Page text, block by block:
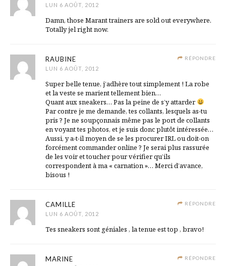
LUN 6 AOÛT, 2012
Damn, those Marant trainers are sold out everywhere.
Totally jel right now.
RÉPONDRE
RAUBINE
LUN 6 AOÛT, 2012
Super belle tenue, j’adhère tout simplement ! La robe
et la veste se marient tellement bien…
Quant aux sneakers… Pas la peine de s’y attarder
Par contre je me demande, tes collants, lesquels as-tu
pris ? Je ne soupçonnais même pas le port de collants
en voyant tes photos, et je suis donc plutôt intéressée…
Aussi, y a-t-il moyen de se les procurer IRL ou doit-on
forcément commander online ? Je serai plus rassurée
de les voir et toucher pour vérifier qu’ils
correspondent à ma « carnation »… Merci d’avance,
bisous !
RÉPONDRE
CAMILLE
LUN 6 AOÛT, 2012
Tes sneakers sont géniales , la tenue est top , bravo!
RÉPONDRE
MARINE